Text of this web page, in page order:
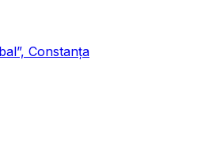
Constanța